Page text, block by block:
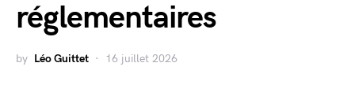
réglementaires
by Léo Guittet 16 juillet 2026